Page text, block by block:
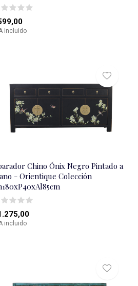
incluido
Chino Ónix Negro Pintado a
- Orientique Colección
incluido